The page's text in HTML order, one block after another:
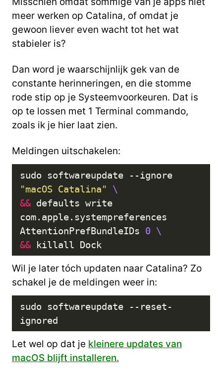
meer werken op Catalina, of omdat je
gewoon liever even wacht tot het wat
stabieler is?
Dan word je waarschijnlijk gek van de
constante herinneringen, en die stomme
rode stip op je Systeemvoorkeuren. Dat is
op te lossen met 1 Terminal commando,
zoals ik je hier laat zien.
Meldingen uitschakelen:
"macOS Catalina"
&& defaults write
com.apple.systempreferences
AttentionPrefBundleIDs 0
&&
Wil je later tóch updaten naar Catalina? Zo
schakel je de meldingen weer in:
sudo softwareupdate --reset-
Let wel op dat je kleinere updates van
macOS blijft installeren.